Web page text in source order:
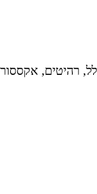
רהיטים,